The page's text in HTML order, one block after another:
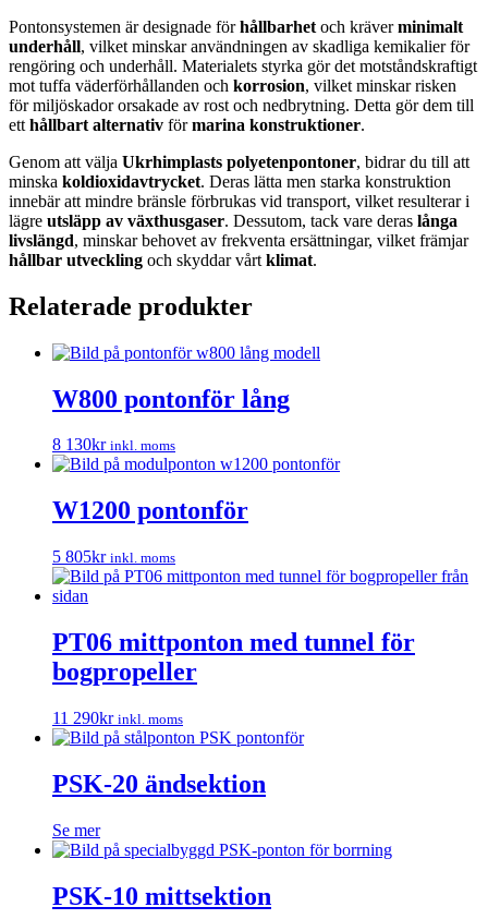
Pontonsystemen är designade förhållbarhet och kräverminimalt
underhåll, vilket minskar användningen av skadliga kemikalier för
rengöring och underhåll. Materialets styrka gör det motståndskraftigt
mot tuffa väderförhållanden och korrosion, vilket minskar risken
för miljöskador orsakade av rost och nedbrytning. Detta gör dem till
ett hållbart alternativ förmarina konstruktioner.
Genom att välja Ukrhimplasts polyetenpontoner, bidrar du till att
minska koldioxidavtrycket. Deras lätta men starka konstruktion
innebär att mindre bränsle förbrukas vid transport, vilket resulterar i
lägre utsläpp av växthusgaser. Dessutom, tack vare deras långa
livslängd, minskar behovet av frekventa ersättningar, vilket främjar
hållbar utveckling och skyddar vårt klimat.
Relaterade produkter
W800 pontonför lång
8 130kr inkl. moms
W1200 pontonför
5 805kr inkl. moms
PT06 mittponton med tunnel för
bogpropeller
11 290kr inkl. moms
PSK-20 ändsektion
Se mer
PSK-10 mittsektion